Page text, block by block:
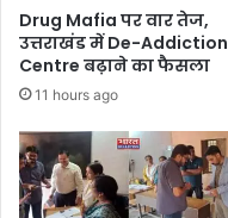
Drug Mafia पर वार तेज,
उत्तराखंड में De-Addiction
Centre बढ़ाने का फैसला
11 hours ago